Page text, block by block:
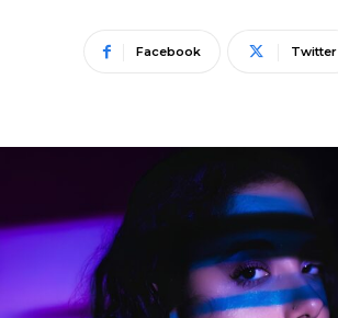
Facebook Twitter